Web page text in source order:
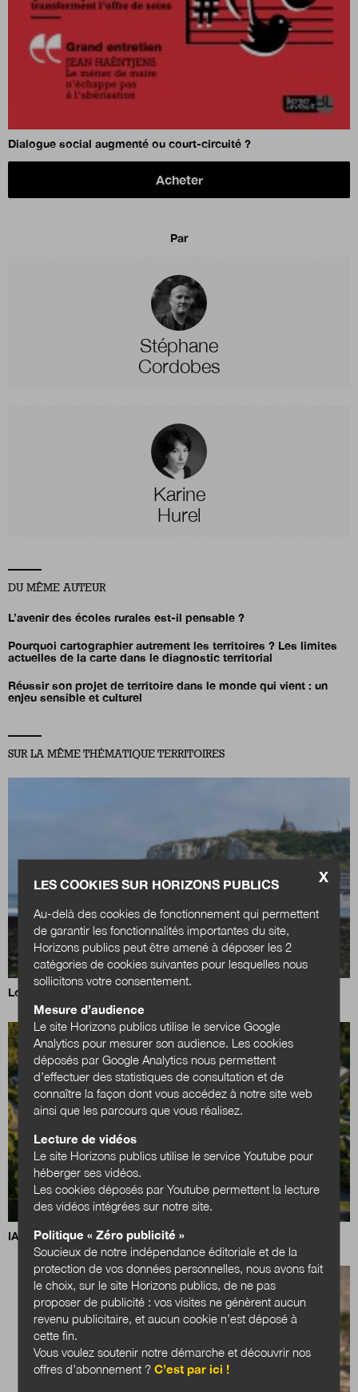
Dialogue social augmenté ou court-circuité ?
Acheter
Par
Stéphane
Cordobes
Karine
Hurel
DU MÊME AUTEUR
L’avenir des écoles rurales est-il pensable ?
Pourquoi cartographier autrement les territoires ? Les limites
actuelles de la carte dans le diagnostic territorial
Réussir son projet de territoire dans le monde qui vient : un
enjeu sensible et culturel
SUR LA MÊME THÉMATIQUE TERRITOIRES
Loi Littoral : un nouvel équilibre à trouver
IA, data centers et territoires : quels choix pour demain ?
X
LES COOKIES SUR HORIZONS PUBLICS
Au-delà des cookies de fonctionnement qui permettent
de garantir les fonctionnalités importantes du site,
Horizons publics peut être amené à déposer les 2
catégories de cookies suivantes pour lesquelles nous
sollicitons votre consentement.
Mesure d’audience
Le site Horizons publics utilise le service Google
Analytics pour mesurer son audience. Les cookies
déposés par Google Analytics nous permettent
d’effectuer des statistiques de consultation et de
connaître la façon dont vous accédez à notre site web
ainsi que les parcours que vous réalisez.
Lecture de vidéos
Le site Horizons publics utilise le service Youtube pour
héberger ses vidéos.
Les cookies déposés par Youtube permettent la lecture
des vidéos intégrées sur notre site.
Politique « Zéro publicité »
Soucieux de notre indépendance éditoriale et de la
protection de vos données personnelles, nous avons fait
le choix, sur le site Horizons publics, de ne pas
proposer de publicité : vos visites ne génèrent aucun
revenu publicitaire, et aucun cookie n’est déposé à
cette fin.
Vous voulez soutenir notre démarche et découvrir nos
offres d’abonnement ?C’est par ici !